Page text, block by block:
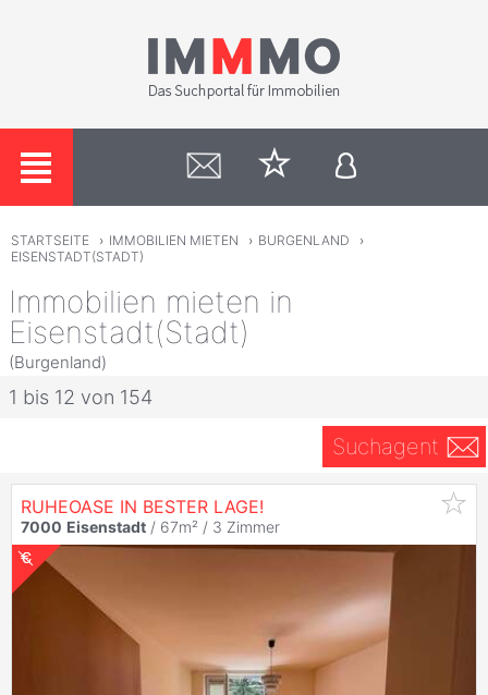
STARTSEITE › IMMOBILIEN MIETEN › BURGENLAND
›
EISENSTADT(STADT)
Immobilien mieten in
Eisenstadt(Stadt)
(Burgenland)
1 bis 12 von 154
Suchagent
RUHEOASE IN BESTER LAGE!
7000 Eisenstadt / 67m² / 3 Zimmer